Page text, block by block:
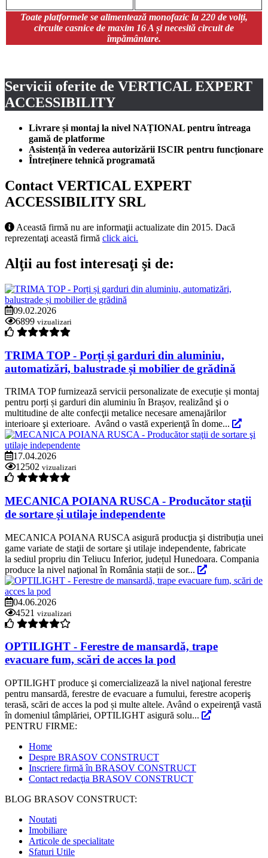
Toate platformele se alimentează monofazic la 220 de volți,
circuite casnice de maxim 16 A și necesită circuit de
împământare.
Servicii oferite de VERTICAL EXPERT
ACCESSIBILITY
Livrare și montaj la nivel NAȚIONAL pentru întreaga
gamă de platforme
Asistență în vederea autorizării ISCIR pentru funcționare
Întreținere tehnică programată
Contact VERTICAL EXPERT
ACCESSIBILITY SRL
Această firmă nu are informaţii actualizate din 2015. Dacă
reprezentaţi această firmă click aici.
Alţii au fost interesaţi şi de:
09.02.2026
6899 vizualizari
TRIMA TOP - Porți și garduri din aluminiu,
automatizări, balustrade și mobilier de grădină
TRIMA TOP furnizează servicii personalizate de execuție și montaj
pentru porți și garduri din aluminiu în Brașov, realizând şi o
multitudine de alte confecţii metalice necesare amenajărilor
interioare şi exterioare. Având o vastă experienţă în dome...
17.04.2026
12502 vizualizari
MECANICA POIANA RUSCA - Producător staţii
de sortare şi utilaje independente
MECANICA POIANA RUSCA asigură producţia şi distribuția unei
game variate de staţii de sortare şi utilaje independente, fabricate
la sediul propriu din Teliucu Inferior, județul Hunedoara. Compania
produce la nivel naţional în România stații de sor...
04.06.2026
4521 vizualizari
OPTILIGHT - Ferestre de mansardă, trape
evacuare fum, scări de acces la pod
OPTILIGHT produce şi comercializează la nivel naţional ferestre
pentru mansardă, ferestre de evacuare a fumului, ferestre acoperiş
terasă, scări de acces la pod și multe altele. Având o expeirenţă vastă
în domeniul tâmplăriei, OPTILIGHT asigură solu...
PENTRU FIRME:
Home
Despre BRASOV CONSTRUCT
Inscriere firmă în BRASOV CONSTRUCT
Contact redacţia BRASOV CONSTRUCT
BLOG BRASOV CONSTRUCT:
Noutati
Imobiliare
Articole de specialitate
Sfaturi Utile